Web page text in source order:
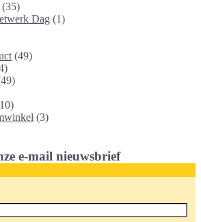
(35)
Dag (1)
(49)
(3)
e-mail nieuwsbrief